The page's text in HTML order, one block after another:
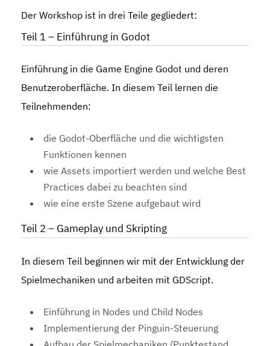
Der Workshop ist in drei Teile gegliedert:
Teil 1 – Einführung in Godot
Einführung in die Game Engine Godot und deren
Benutzeroberfläche. In diesem Teil lernen die
Teilnehmenden:
die Godot-Oberfläche und die wichtigsten
Funktionen kennen
wie Assets importiert werden und welche Best
Practices dabei zu beachten sind
wie eine erste Szene aufgebaut wird
Teil 2 – Gameplay und Skripting
In diesem Teil beginnen wir mit der Entwicklung der
Spielmechaniken und arbeiten mit GDScript.
Einführung in Nodes und Child Nodes
Implementierung der Pinguin-Steuerung